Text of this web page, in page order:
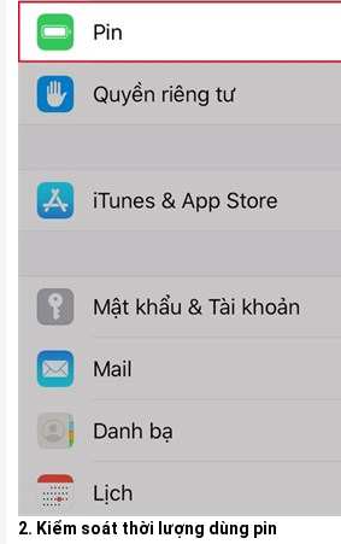
2. Kiểm soát thời lượng dùng pin